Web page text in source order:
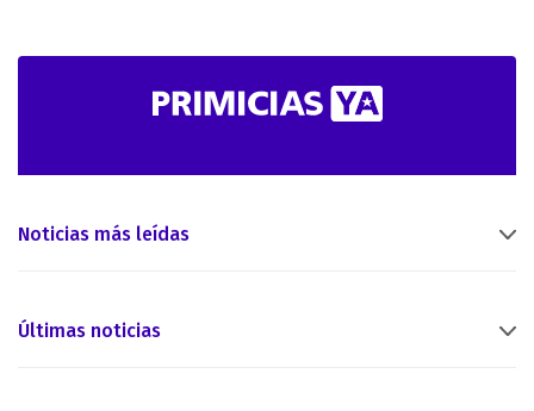
Noticias más leídas
Últimas noticias